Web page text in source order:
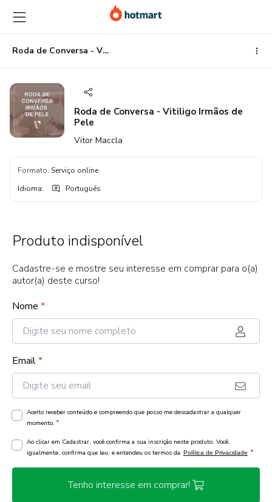
para
o
conteúdo
principal
para
o
pagamento
para
o
rodapé
Roda de Conversa - Vitiligo Irmãos de Pele
Roda de Conversa - Vitiligo Irmãos de
Pele
Vitor Maccla
Formato: Serviço online
Idioma: Português
Produto indisponível
Cadastre-se e mostre seu interesse em comprar para o(a)
autor(a) deste curso!
Nome *
Email*
Aceito receber conteúdo e compreendo que posso me descadastrar a qualquer
momento. *
Ao clicar em Cadastrar, você confirma a sua inscrição neste produto. Você,
igualmente, confirma que leu, e entendeu os termos da Política de Privacidade *
Tenho interesse em comprar!